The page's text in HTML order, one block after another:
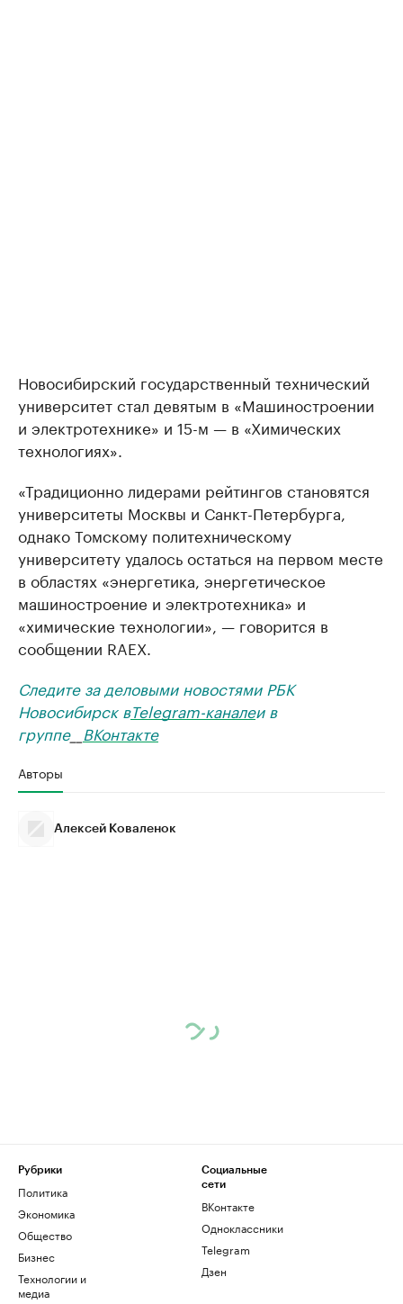
Новосибирский государственный технический
университет стал девятым в «Машиностроении
и электротехнике» и 15-м — в «Химических
технологиях».
«Традиционно лидерами рейтингов становятся
университеты Москвы и Санкт-Петербурга,
однако Томскому политехническому
университету удалось остаться на первом месте
в областях «энергетика, энергетическое
машиностроение и электротехника» и
«химические технологии», — говорится в
сообщении RAEX.
Следите за деловыми новостями РБК
Новосибирск вTelegram-каналеи в
группе__ ВКонтакте
Авторы
Алексей Коваленок
Рубрики
Политика
Экономика
Общество
Бизнес
Технологии и
медиа
Социальные
сети
ВКонтакте
Одноклассники
Telegram
Дзен